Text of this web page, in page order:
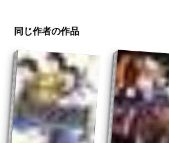
同じ作者の作品